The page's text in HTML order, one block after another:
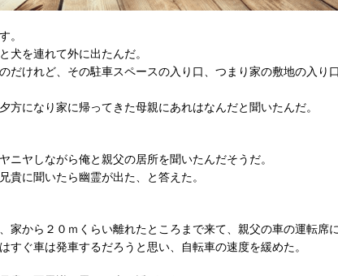
。
犬を連れて外に出たんだ。
だけれど、その駐車スペースの入り口、つまり家の敷地の入り口
方になり家に帰ってきた母親にあれはなんだと聞いたんだ。
ヤしながら俺と親父の居所を聞いたんだそうだ。
に聞いたら幽霊が出た、と答えた。
家から２０ｍくらい離れたところまで来て、親父の車の運転席
ぐ車は発車するだろうと思い、自転車の速度を緩めた。